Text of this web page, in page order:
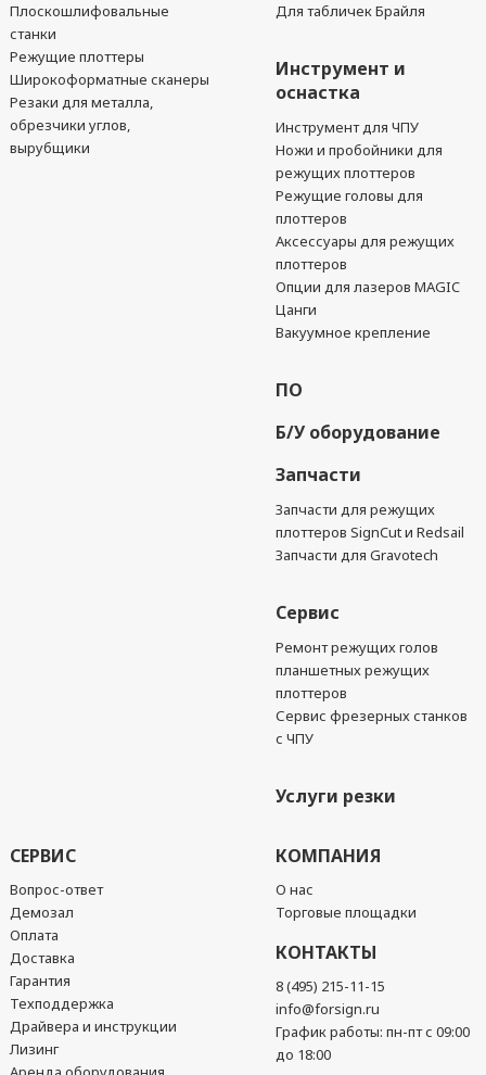
Плоскошлифовальные
станки
Режущие плоттеры
Широкоформатные сканеры
Резаки для металла,
обрезчики углов,
вырубщики
Для табличек Брайля
Инструмент и
оснастка
Инструмент для ЧПУ
Ножи и пробойники для
режущих плоттеров
Режущие головы для
плоттеров
Аксессуары для режущих
плоттеров
Опции для лазеров MAGIC
Цанги
Вакуумное крепление
ПО
Б/У оборудование
Запчасти
Запчасти для режущих
плоттеров SignCut и Redsail
Запчасти для Gravotech
Сервис
Ремонт режущих голов
планшетных режущих
плоттеров
Сервис фрезерных станков
с ЧПУ
Услуги резки
СЕРВИС
Вопрос-ответ
Демозал
Оплата
Доставка
Гарантия
Техподдержка
Драйвера и инструкции
Лизинг
КОМПАНИЯ
О нас
Торговые площадки
КОНТАКТЫ
8 (495) 215-11-15
info@forsign.ru
График работы: пн-пт с 09:00
до 18:00